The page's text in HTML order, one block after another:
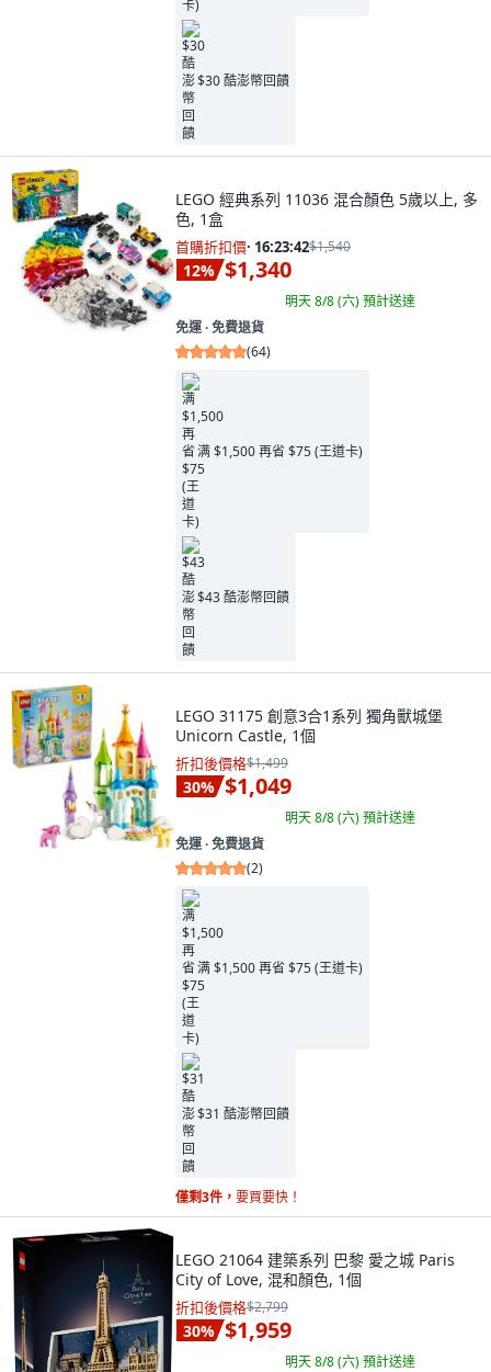
$30 酷澎幣回饋
LEGO 經典系列 11036 混合顏色 5歲以上, 多
色, 1盒
首購折扣價· 16:23:41$1,540
12% $1,340
明天 8/8 (六)預計送達
免運 ∙ 免費退貨
(64)
满 $1,500 再省 $75 (王道卡)
$43 酷澎幣回饋
LEGO 31175 創意3合1系列 獨角獸城堡
Unicorn Castle, 1個
折扣後價格$1,499
30% $1,049
明天 8/8 (六)預計送達
免運 ∙ 免費退貨
(2)
满 $1,500 再省 $75 (王道卡)
$31 酷澎幣回饋
僅剩3件， 要買要快！
LEGO 21064 建築系列 巴黎 愛之城 Paris
City of Love, 混和顏色, 1個
折扣後價格$2,799
30% $1,959
明天 8/8 (六)預計送達